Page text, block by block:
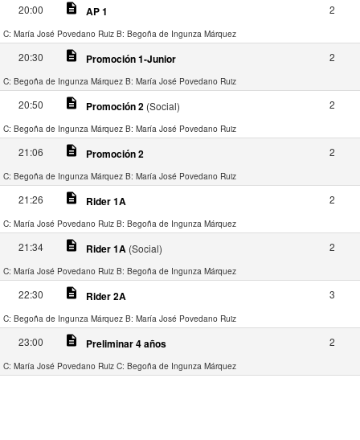
20:00
description AP 1 2
C: María José Povedano Ruiz B: Begoña de Ingunza Márquez
20:30 description Promoción 1-Junior 2
C: Begoña de Ingunza Márquez B: María José Povedano Ruiz
20:50 description Promoción 2 (Social) 2
C: Begoña de Ingunza Márquez B: María José Povedano Ruiz
21:06 description Promoción 2 2
C: Begoña de Ingunza Márquez B: María José Povedano Ruiz
21:26 description Rider 1A 2
C: María José Povedano Ruiz B: Begoña de Ingunza Márquez
21:34 description Rider 1A (Social) 2
C: María José Povedano Ruiz B: Begoña de Ingunza Márquez
22:30 description Rider 2A 3
C: Begoña de Ingunza Márquez B: María José Povedano Ruiz
23:00 description Preliminar 4 años 2
C: María José Povedano Ruiz C: Begoña de Ingunza Márquez